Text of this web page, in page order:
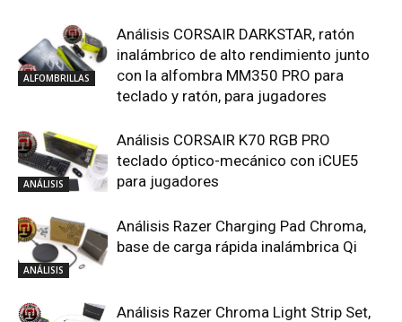
ALFOMBRILLAS
Análisis CORSAIR DARKSTAR, ratón
inalámbrico de alto rendimiento junto
con la alfombra MM350 PRO para
teclado y ratón, para jugadores
ANÁLISIS
Análisis CORSAIR K70 RGB PRO
teclado óptico-mecánico con iCUE5
para jugadores
ANÁLISIS
Análisis Razer Charging Pad Chroma,
base de carga rápida inalámbrica Qi
Análisis Razer Chroma Light Strip Set,